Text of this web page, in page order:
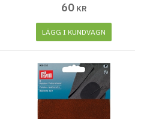
60 KR
LÄGG I KUNDVAGN